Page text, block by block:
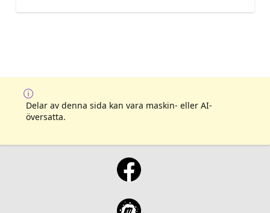
Delar av denna sida kan vara maskin- eller AI-
översatta.